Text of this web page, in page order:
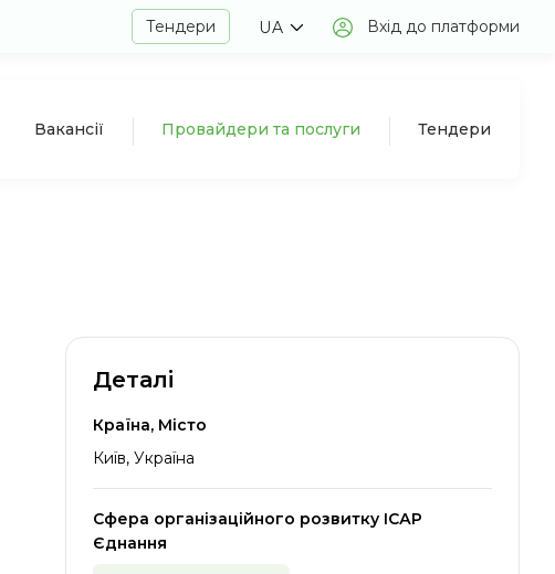
Тендери UA Вхід до платформи
Вакансії Провайдери та послуги Тендери
Деталі
Країна, Місто
Київ, Україна
Сфера організаційного розвитку ІСАР
Єднання